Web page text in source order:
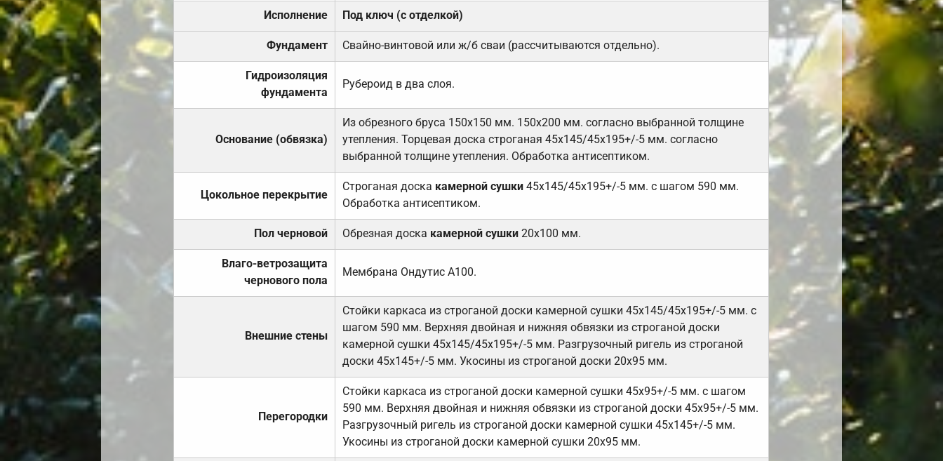
Исполнение Под ключ (с отделкой)
Фундамент Свайно-винтовой или ж/б сваи (рассчитываются отдельно).
Гидроизоляция
фундамента
Рубероид в два слоя.
Основание (обвязка)
Из обрезного бруса 150х150 мм. 150х200 мм. согласно выбранной толщине
утепления. Торцевая доска строганая 45х145/45х195+/-5 мм. согласно
выбранной толщине утепления. Обработка антисептиком.
Цокольное перекрытие
Строганая доска камерной сушки 45х145/45х195+/-5 мм. с шагом 590 мм.
Обработка антисептиком.
Пол черновой Обрезная доска камерной сушки20х100 мм.
Влаго-ветрозащита
чернового пола
Мембрана Ондутис А100.
Внешние стены
Стойки каркаса из строганой доски камерной сушки 45х145/45х195+/-5 мм. с
шагом 590 мм. Верхняя двойная и нижняя обвязки из строганой доски
камерной сушки 45х145/45х195+/-5 мм. Разгрузочный ригель из строганой
доски 45х145+/-5 мм. Укосины из строганой доски 20х95 мм.
Перегородки
Стойки каркаса из строганой доски камерной сушки 45х95+/-5 мм. с шагом
590 мм. Верхняя двойная и нижняя обвязки из строганой доски 45х95+/-5 мм.
Разгрузочный ригель из строганой доски камерной сушки 45х145+/-5 мм.
Укосины из строганой доски камерной сушки 20х95 мм.